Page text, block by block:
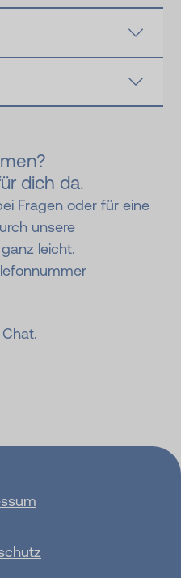
dich da.
Fragen oder für eine
unsere
leicht.